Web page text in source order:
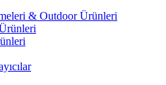
& Outdoor Ürünleri